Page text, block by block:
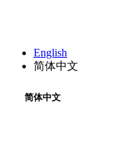
English
简体中文
简体中文